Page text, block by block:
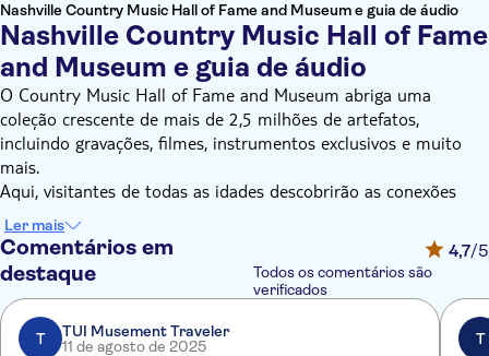
Nashville Country Music Hall of Fame and Museum e guia de áudio
Nashville Country Music Hall of Fame
and Museum e guia de áudio
O Country Music Hall of Fame and Museum abriga uma
coleção crescente de mais de 2,5 milhões de artefatos,
incluindo gravações, filmes, instrumentos exclusivos e muito
mais.
Aqui, visitantes de todas as idades descobrirão as conexões
entre o passado da música country e os artistas de hoje no
espaço interativo da galeria. Você verá de tudo: da adorada
guitarra Martin de Hank Williams ao Cadillac personalizado de
Elvis Presley, passando por roupas e instrumentos de artistas
como Shania Twain e Kacey Musgraves.
Ler mais
Comentários em
destaque
4,7/5
Todos os comentários são
verificados
T
TUI Musement Traveler
11 de agosto de 2025
T